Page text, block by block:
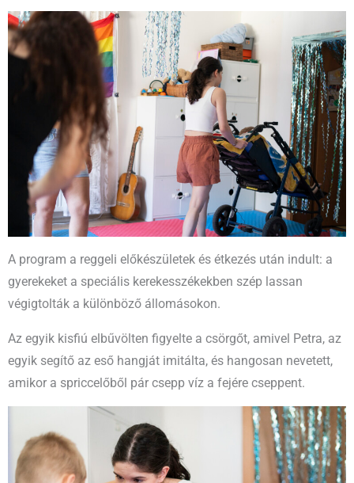
A program a reggeli előkészületek és étkezés után indult: a
gyerekeket a speciális kerekesszékekben szép lassan
végigtolták a különböző állomásokon.
Az egyik kisfiú elbűvölten figyelte a csörgőt, amivel Petra, az
egyik segítő az eső hangját imitálta, és hangosan nevetett,
amikor a spriccelőből pár csepp víz a fejére cseppent.